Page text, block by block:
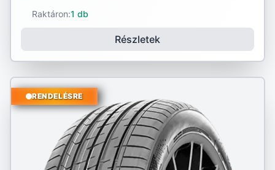
Raktáron:1 db
Részletek
RENDELÉSRE